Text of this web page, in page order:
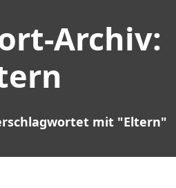
Archiv:
mit "Eltern"